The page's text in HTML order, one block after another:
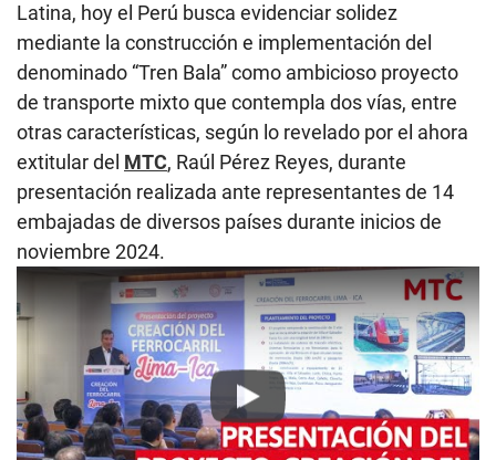
Latina, hoy el Perú busca evidenciar solidez
mediante la construcción e implementación del
denominado “Tren Bala” como ambicioso proyecto
de transporte mixto que contempla dos vías, entre
otras características, según lo revelado por el ahora
extitular del MTC, Raúl Pérez Reyes, durante
presentación realizada ante representantes de 14
embajadas de diversos países durante inicios de
noviembre 2024.
Play